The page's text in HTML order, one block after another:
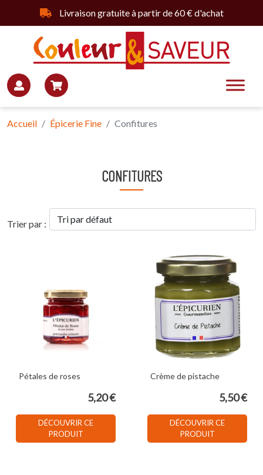
Livraison gratuite à partir de 60 € d'achat
Accueil Épicerie Fine Confitures
CONFITURES
Trier par :
Pétales de roses
5,20 €
DÉCOUVRIR CE
PRODUIT
Crème de pistache
5,50 €
DÉCOUVRIR CE
PRODUIT